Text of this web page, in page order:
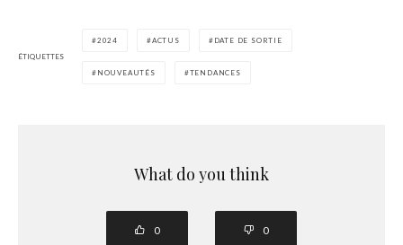
ÉTIQUETTES
2024 ACTUS DATE DE SORTIE
NOUVEAUTÉS TENDANCES
What do you think
0 0